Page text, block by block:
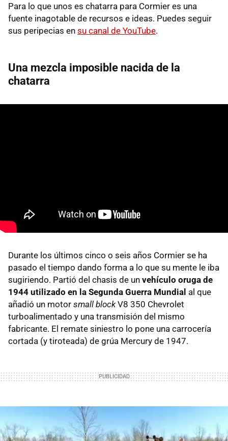
Para lo que unos es chatarra para Cormier es una
fuente inagotable de recursos e ideas. Puedes seguir
sus peripecias en su canal de YouTube.
Una mezcla imposible nacida de la
chatarra
Durante los últimos cinco o seis años Cormier se ha
pasado el tiempo dando forma a lo que su mente le iba
sugiriendo. Partió del chasis de un vehículo oruga de
1944 utilizado en la Segunda Guerra Mundial al que
añadió un motor small blockV8 350 Chevrolet
turboalimentado y una transmisión del mismo
fabricante. El remate siniestro lo pone una carrocería
cortada (y tiroteada) de grúa Mercury de 1947.